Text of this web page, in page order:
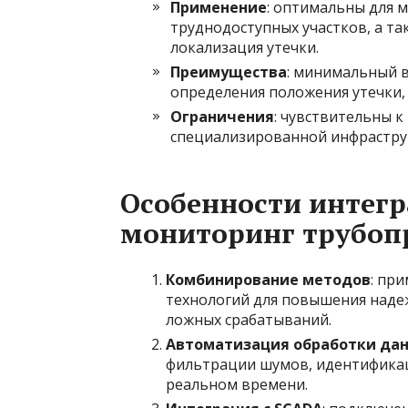
Применение: оптимальны для
труднодоступных участков, а
локализация утечки.
Преимущества: минимальный
определения положения
Ограничения: чувствительны
специализированной
Особенности
мониторинг
Комбинирование методов:
технологий для повышения
ложных срабатываний.
Автоматизация обработки
фильтрации шумов,
реальном времени.